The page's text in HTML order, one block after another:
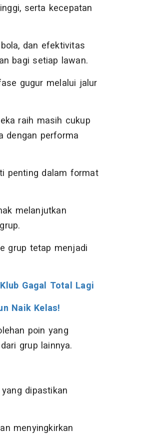
serta kecepatan
dan efektivitas
bagi setiap lawan.
gugur melalui jalur
raih masih cukup
dengan performa
penting dalam format
melanjutkan
grup tetap menjadi
Gagal Total Lagi
Naik Kelas!
poin yang
grup lainnya.
dipastikan
menyingkirkan